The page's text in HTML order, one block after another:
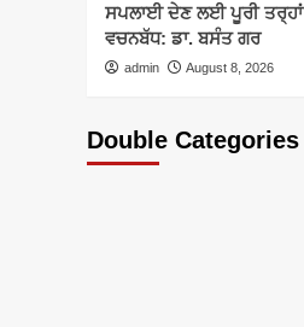
ਸਪਲਾਈ ਦੇਣ ਲਈ ਪੂਰੀ ਤਰ੍ਹਾਂ
ਵਚਨਬੱਧ: ਡਾ. ਬਸੰਤ ਗਰ
admin August 8, 2026
Double